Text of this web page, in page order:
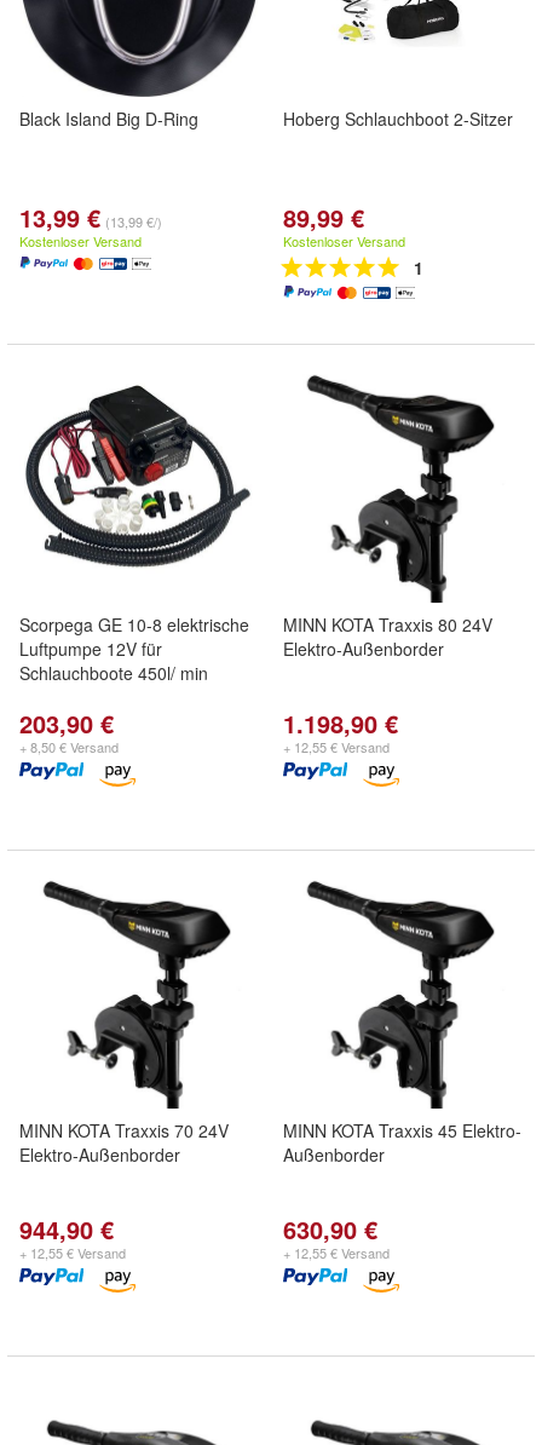
Black Island Big D-Ring
13,99 € (13,99 €/)
Kostenloser Versand
Hoberg Schlauchboot 2-Sitzer
89,99 €
Kostenloser Versand
1
Scorpega GE 10-8 elektrische
Luftpumpe 12V für
Schlauchboote 450l/ min
203,90 €
+ 8,50 € Versand
MINN KOTA Traxxis 80 24V
Elektro-Außenborder
1.198,90 €
+ 12,55 € Versand
MINN KOTA Traxxis 70 24V
Elektro-Außenborder
944,90 €
+ 12,55 € Versand
MINN KOTA Traxxis 45 Elektro-
Außenborder
630,90 €
+ 12,55 € Versand